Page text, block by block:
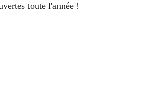
toute l'année !